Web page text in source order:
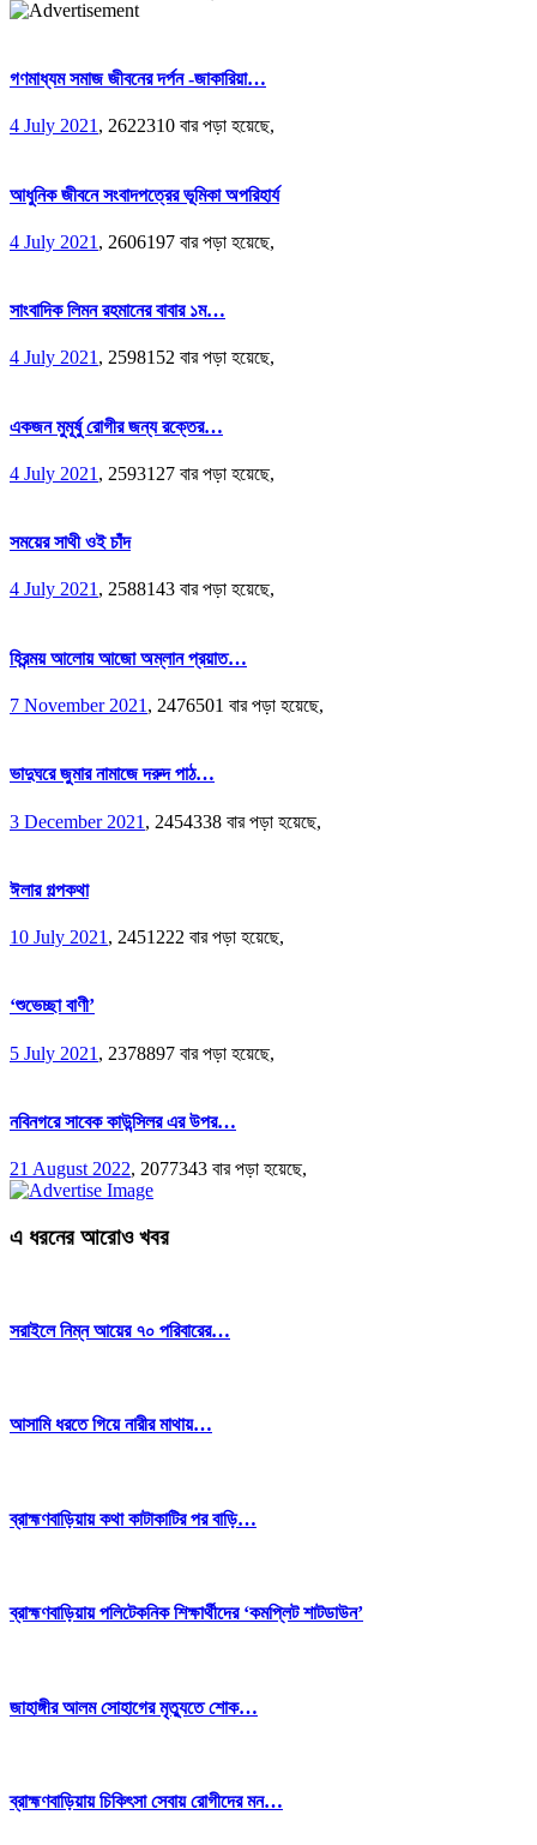
গণমাধ্যম সমাজ জীবনের দর্পন -জাকারিয়া…
4 July 2021 , 2622310 বার পড়া হয়েছে,
আধুনিক জীবনে সংবাদপত্রের ভূমিকা অপরিহার্য
4 July 2021 , 2606197 বার পড়া হয়েছে,
সাংবাদিক লিমন রহমানের বাবার ১ম…
4 July 2021, 2598152 বার পড়া হয়েছে,
একজন মুমূর্ষু রোগীর জন্য রক্তের…
4 July 2021 , 2593127 বার পড়া হয়েছে,
সময়ের সাথী ওই চাঁদ
4 July 2021, 2588143 বার পড়া হয়েছে,
হিরন্ময় আলোয় আজো অম্লান প্রয়াত…
7 November 2021 , 2476501 বার পড়া হয়েছে,
ভাদুঘরে জুমার নামাজে দরুদ পাঠ…
3 December 2021 , 2454338 বার পড়া হয়েছে,
ঈলার গল্পকথা
10 July 2021 , 2451222 বার পড়া হয়েছে,
‘শুভেচ্ছা বাণী’
5 July 2021 , 2378897 বার পড়া হয়েছে,
নবিনগরে সাবেক কাউন্সিলর এর উপর…
21 August 2022, 2077343 বার পড়া হয়েছে,
এ ধরনের আরোও খবর
সরাইলে নিম্ন আয়ের ৭০ পরিবারের…
আসামি ধরতে গিয়ে নারীর মাথায়…
ব্রাহ্মণবাড়িয়ায় কথা কাটাকাটির পর বাড়ি…
ব্রাহ্মণবাড়িয়ায় পলিটেকনিক শিক্ষার্থীদের ‘কমপ্লিট শাটডাউন’
জাহাঙ্গীর আলম সোহাগের মৃত্যুতে শোক…
ব্রাহ্মণবাড়িয়ায় চিকিৎসা সেবায় রোগীদের মন…